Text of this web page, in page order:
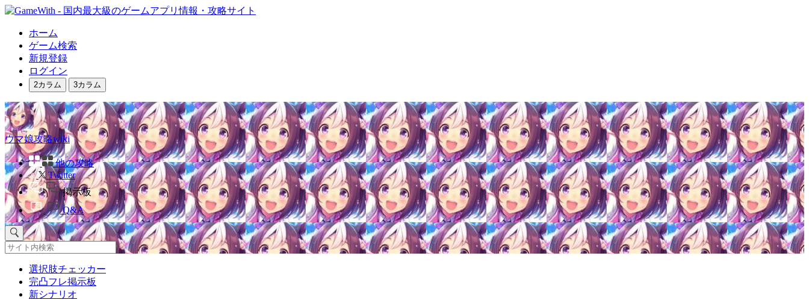
ホーム
ゲーム検索
新規登録
ログイン
2カラム 3カラム
ウマ娘攻略wiki
他の攻略
Twitter
掲示板
Q&A
選択肢チェッカー
完凸フレ掲示板
新シナリオ